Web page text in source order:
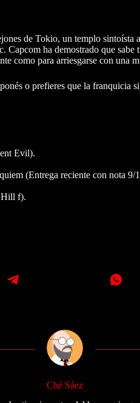
de Tokio, un templo
Capcom ha demostrado que
como para arriesgarse con una
o prefieres que la franquicia
Evil).
(Entrega reciente con nota
f).
Ché Sáez